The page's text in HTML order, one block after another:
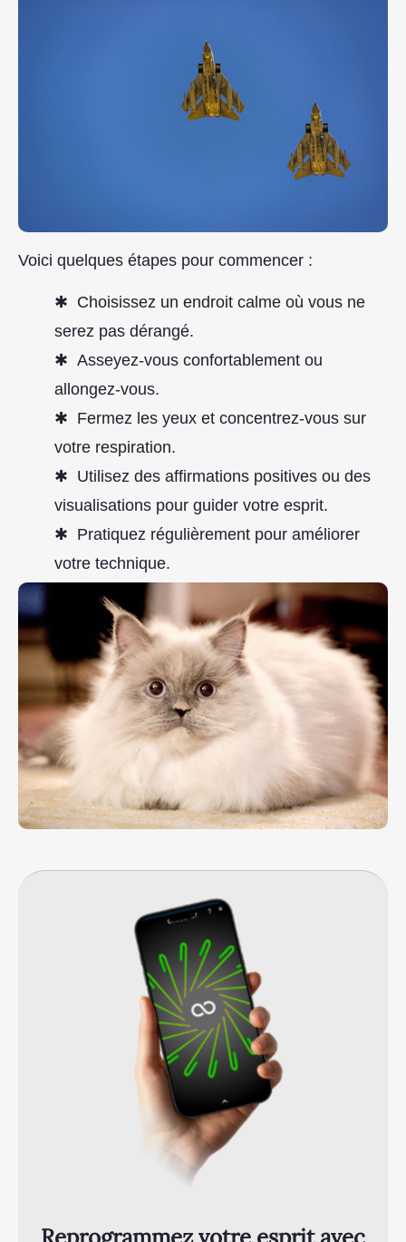
Voici quelques étapes pour commencer :
Choisissez un endroit calme où vous ne
serez pas dérangé.
Asseyez-vous confortablement ou
allongez-vous.
Fermez les yeux et concentrez-vous sur
votre respiration.
Utilisez des affirmations positives ou des
visualisations pour guider votre esprit.
Pratiquez régulièrement pour améliorer
votre technique.